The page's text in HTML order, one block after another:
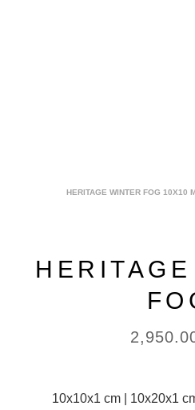
HERITAGE WINTER FOG 10X10
10x10x1 cm | 10x20x1